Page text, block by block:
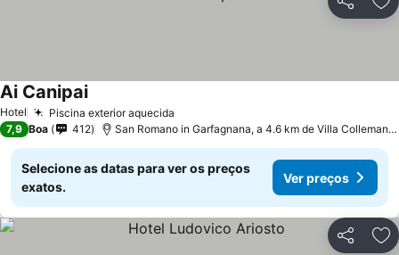
Partilhar
Hotel Piscina exterior aquecida
Ai Canipai
7,9 Boa 412 San Romano in Garfagnana, a 4.6 km de Villa Collemandina
Selecione as datas para ver os preços
exatos.
Ver preços
Partilhar